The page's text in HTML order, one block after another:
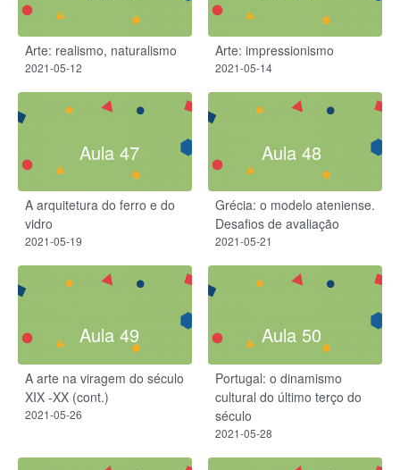
Arte: realismo, naturalismo
2021-05-12
Arte: impressionismo
2021-05-14
Aula 47
A arquitetura do ferro e do
vidro
2021-05-19
Aula 48
Grécia: o modelo ateniense.
Desafios de avaliação
2021-05-21
Aula 49
A arte na viragem do século
XIX -XX (cont.)
2021-05-26
Aula 50
Portugal: o dinamismo
cultural do último terço do
século
2021-05-28